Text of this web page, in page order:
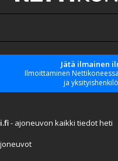
Jätä ilmainen
Ilmoittaminen
ja
- ajoneuvon kaikki tiedot heti